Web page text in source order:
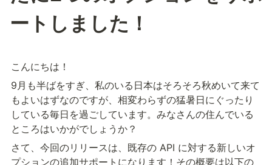
ートしました！
こんにちは！
9月も半ばをすぎ、私のいる日本はそろそろ秋めいて来て
もよいはずなのですが、相変わらずの猛暑日にぐったり
している毎日を過ごしています。みなさんの住んでいる
ところはいかがでしょうか？
さて、今回のリリースは、既存の API に対する新しいオ
プションの追加サポートになります！その概要は以下の